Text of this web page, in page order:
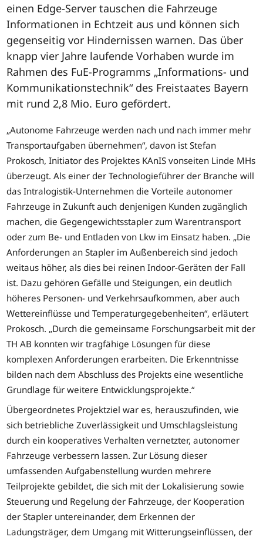
einen Edge-Server tauschen die Fahrzeuge
Informationen in Echtzeit aus und können sich
gegenseitig vor Hindernissen warnen. Das über
knapp vier Jahre laufende Vorhaben wurde im
Rahmen des FuE-Programms „Informations- und
Kommunikationstechnik“ des Freistaates Bayern
mit rund 2,8 Mio. Euro gefördert.
„Autonome Fahrzeuge werden nach und nach immer mehr
Transportaufgaben übernehmen“, davon ist Stefan
Prokosch, Initiator des Projektes KAnIS vonseiten Linde MHs
überzeugt. Als einer der Technologieführer der Branche will
das Intralogistik-Unternehmen die Vorteile autonomer
Fahrzeuge in Zukunft auch denjenigen Kunden zugänglich
machen, die Gegengewichtsstapler zum Warentransport
oder zum Be- und Entladen von Lkw im Einsatz haben. „Die
Anforderungen an Stapler im Außenbereich sind jedoch
weitaus höher, als dies bei reinen Indoor-Geräten der Fall
ist. Dazu gehören Gefälle und Steigungen, ein deutlich
höheres Personen- und Verkehrsaufkommen, aber auch
Wettereinflüsse und Temperaturgegebenheiten“, erläutert
Prokosch. „Durch die gemeinsame Forschungsarbeit mit der
TH AB konnten wir tragfähige Lösungen für diese
komplexen Anforderungen erarbeiten. Die Erkenntnisse
bilden nach dem Abschluss des Projekts eine wesentliche
Grundlage für weitere Entwicklungsprojekte.“
Übergeordnetes Projektziel war es, herauszufinden, wie
sich betriebliche Zuverlässigkeit und Umschlagsleistung
durch ein kooperatives Verhalten vernetzter, autonomer
Fahrzeuge verbessern lassen. Zur Lösung dieser
umfassenden Aufgabenstellung wurden mehrere
Teilprojekte gebildet, die sich mit der Lokalisierung sowie
Steuerung und Regelung der Fahrzeuge, der Kooperation
der Stapler untereinander, dem Erkennen der
Ladungsträger, dem Umgang mit Witterungseinflüssen, der